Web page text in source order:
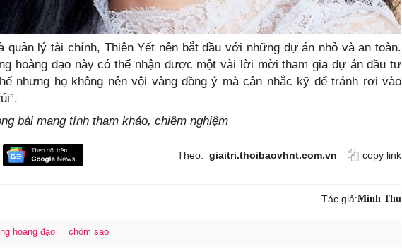
quản lý tài chính, Thiên Yết nên bắt đầu với những dự án nhỏ và an toàn.
hoàng đạo này có thể nhận được một vài lời mời tham gia dự án đầu tư
nhưng họ không nên vội vàng đồng ý mà cân nhắc kỹ để tránh rơi vào
bài mang tính tham khảo, chiêm nghiệm
Theo: giaitri.thoibaovhnt.com.vn copy link
Tác giả:Minh Thu
hoàng đạo chòm sao